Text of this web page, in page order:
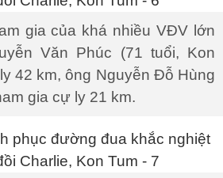
gia của khá nhiều VĐV lớn
Văn Phúc (71 tuổi, Kon
42 km, ông Nguyễn Đỗ Hùng
gia cự ly 21 km.